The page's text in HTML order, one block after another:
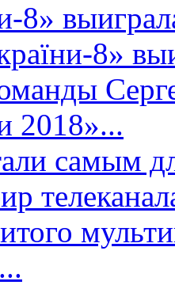
8»
8»
2018»...
самым